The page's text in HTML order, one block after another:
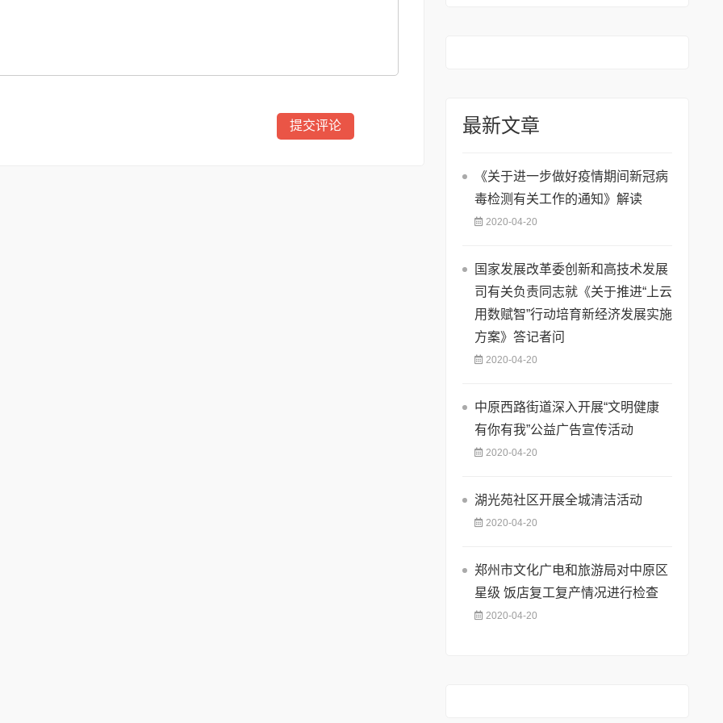
最新文章
《关于进一步做好疫情期间新冠病
毒检测有关工作的通知》解读
2020-04-20
国家发展改革委创新和高技术发展
司有关负责同志就《关于推进“上云
用数赋智”行动培育新经济发展实施
方案》答记者问
2020-04-20
中原西路街道深入开展“文明健康
有你有我”公益广告宣传活动
2020-04-20
湖光苑社区开展全城清洁活动
2020-04-20
郑州市文化广电和旅游局对中原区
星级 饭店复工复产情况进行检查
2020-04-20